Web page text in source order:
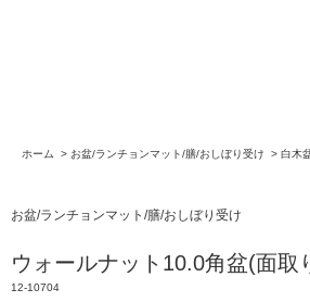
ホーム > お盆/ランチョンマット/膳/おしぼり受け > 白木
お盆/ランチョンマット/膳/おしぼり受け
ウォールナット10.0角盆(面取
12-10704